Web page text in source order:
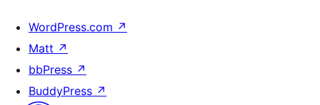
WordPress.com ↗
Matt ↗
bbPress ↗
BuddyPress ↗